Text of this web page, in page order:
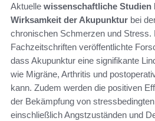
Aktuelle wissenschaftliche Studien
Wirksamkeit der Akupunktur bei
chronischen Schmerzen und Stress.
Fachzeitschriften veröffentlichte
dass Akupunktur eine signifikante
wie Migräne, Arthritis und
kann. Zudem werden die positiven
der Bekämpfung von
einschließlich Angstzuständen und